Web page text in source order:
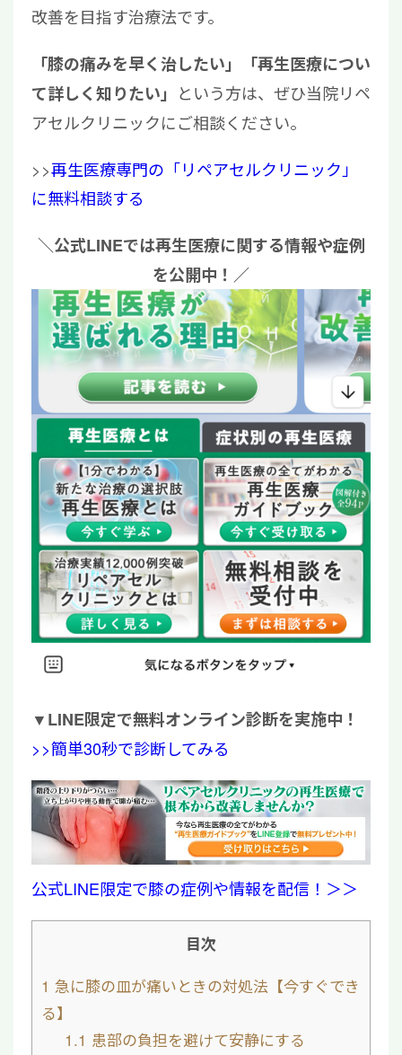
改善を目指す治療法です。
「膝の痛みを早く治したい」「再生医療につい
て詳しく知りたい」 という方は、ぜひ当院リペ
アセルクリニックにご相談ください。
>>再生医療専門の「リペアセルクリニック」
に無料相談する
＼公式LINEでは再生医療に関する情報や症例
を公開中！／
▼LINE限定で無料オンライン診断を実施中！
>>簡単30秒で診断してみる
公式LINE限定で膝の症例や情報を配信！＞＞
目次
1 急に膝の皿が痛いときの対処法【今すぐでき
る】
1.1 患部の負担を避けて安静にする